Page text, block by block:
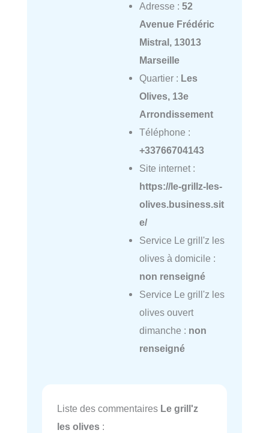
Adresse : 52
Avenue Frédéric
Mistral, 13013
Marseille
Quartier : Les
Olives, 13e
Arrondissement
Téléphone :
+33766704143
Site internet :
https://le-grillz-les-
olives.business.sit
e/
Service Le grill'z les
olives à domicile :
non renseigné
Service Le grill'z les
olives ouvert
dimanche : non
renseigné
Liste des commentaires Le grill'z
les olives :